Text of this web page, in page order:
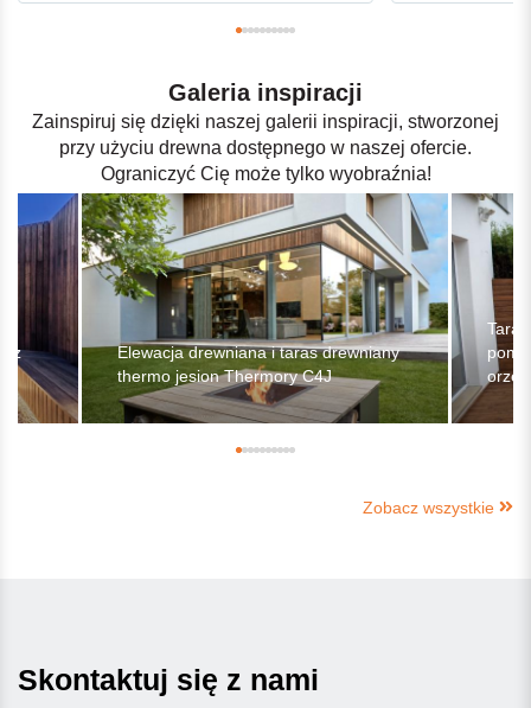
Galeria inspiracji
Zainspiruj się dzięki naszej galerii inspiracji, stworzonej
przy użyciu drewna dostępnego w naszej ofercie.
Ograniczyć Cię może tylko wyobraźnia!
z
Elewacja drewniana i taras drewniany
thermo jesion Thermory C4J
Zobacz wszystkie
Skontaktuj się z nami